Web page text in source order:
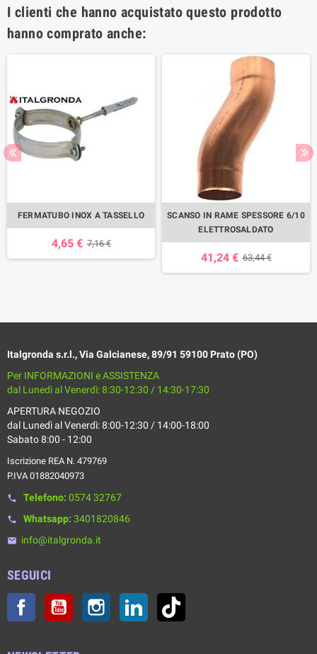
I clienti che hanno acquistato questo prodotto
hanno comprato anche:
FERMATUBO INOX A TASSELLO
4,65 € 7,16 €
SCANSO IN RAME SPESSORE 6/10
ELETTROSALDATO
41,24 € 63,44 €
Italgronda s.r.l., Via Galcianese, 89/91 59100 Prato (PO)
Per INFORMAZIONI e ASSISTENZA
dal Lunedì al Venerdì: 8:30-12:30 / 14:30-17:30
APERTURA NEGOZIO
dal Lunedì al Venerdì: 8:00-12:30 / 14:00-18:00
Sabato 8:00 - 12:00
Iscrizione REA N. 479769
P.IVA 01882040973
phone Telefono: 0574 32767
phone Whatsapp: 3401820846
email info@italgronda.it
SEGUICI
Facebook YouTube Instagram LinkedIn